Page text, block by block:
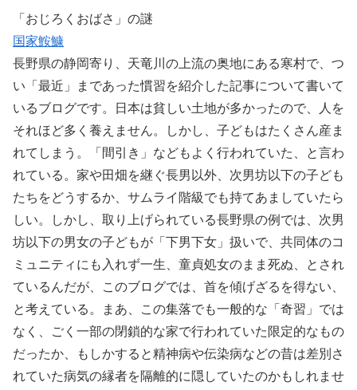
「おじろくおばさ」の謎
国家鮟鱇
長野県の静岡寄り、天竜川の上流の奥地にある寒村で、つ
い「最近」まであった慣習を紹介した記事について書いて
いるブログです。日本は貧しい土地が多かったので、人を
それほど多く養えません。しかし、子どもはたくさん産ま
れてしまう。「間引き」などもよく行われていた、と言わ
れている。家や田畑を継ぐ長男以外、次男坊以下の子ども
たちをどうするか、サムライ階級でも持てあましていたら
しい。しかし、取り上げられている長野県の例では、次男
坊以下の男女の子どもが「下男下女」扱いで、共同体のコ
ミュニティにも入れず一生、童貞処女のまま死ぬ、とされ
ているんだが、このブログでは、首を傾げざるを得ない、
と考えている。まあ、この集落でも一般的な「奇習」では
なく、ごく一部の閉鎖的な家で行われていた限定的なもの
だったか、もしかすると精神病や伝染病などの昔は差別さ
れていた病気の縁者を隔離的に隠していたのかもしれませ